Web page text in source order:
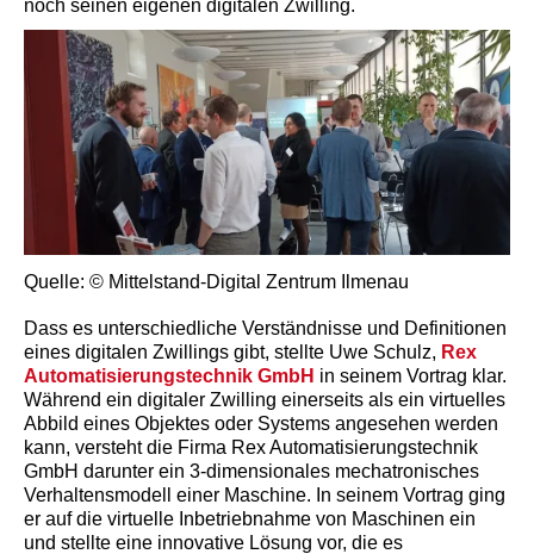
noch seinen eigenen digitalen Zwilling.
Quelle: © Mittelstand-Digital Zentrum Ilmenau
Dass es unterschiedliche Verständnisse und Definitionen
eines digitalen Zwillings gibt, stellte Uwe Schulz, Rex
Automatisierungstechnik GmbH in seinem Vortrag klar.
Während ein digitaler Zwilling einerseits als ein virtuelles
Abbild eines Objektes oder Systems angesehen werden
kann, versteht die Firma Rex Automatisierungstechnik
GmbH darunter ein 3-dimensionales mechatronisches
Verhaltensmodell einer Maschine. In seinem Vortrag ging
er auf die virtuelle Inbetriebnahme von Maschinen ein
und stellte eine innovative Lösung vor, die es